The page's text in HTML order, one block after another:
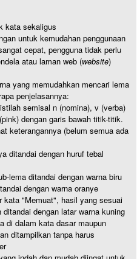
kata sekaligus
untuk kemudahan penggunaan
cepat, pengguna tidak perlu
atau laman web (website)
yang memudahkan mencari lema
penjelasannya:
semisal n (nomina), v (verba)
dengan garis bawah titik-titik.
keterangannya (belum semua ada
ditandai dengan huruf tebal
lema ditandai dengan warna biru
dengan warna oranye
kata "Memuat", hasil yang sesuai
dengan latar warna kuning
di dalam kata dasar maupun
ditampilkan tanpa harus